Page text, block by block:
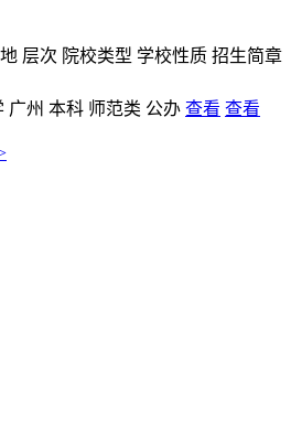
层次 院校类型 学校性质 招生简章
广州 本科 师范类 公办 查看 查看